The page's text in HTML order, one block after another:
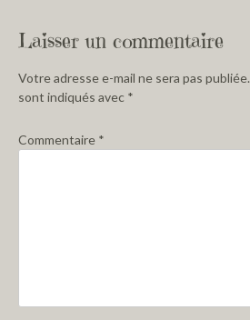
Laisser un commentaire
Votre adresse e-mail ne sera pas publiée.
sont indiqués avec *
Commentaire *